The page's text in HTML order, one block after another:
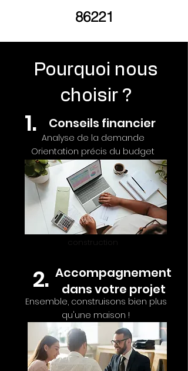
86221
Pourquoi nous
choisir ?
1. Conseils financier
Analyse de la demande
Orientation précis du budget
Construction de
maison en
Ardèche constructeur
maison individuelle CCMI
construction
2. Accompagnement
dans votre projet
Ensemble, construisons bien plus
qu'une maison !